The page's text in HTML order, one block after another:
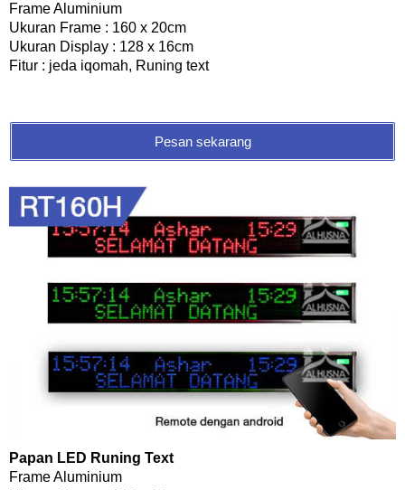
Frame Aluminium
Ukuran Frame : 160 x 20cm
Ukuran Display : 128 x 16cm
Fitur : jeda iqomah, Runing text
Pesan sekarang
Papan LED Runing Text
Frame Aluminium